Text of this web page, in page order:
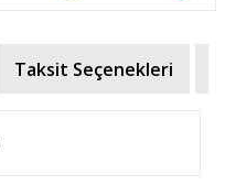
Taksit Seçenekleri